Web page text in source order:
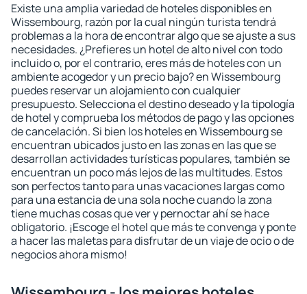
Existe una amplia variedad de hoteles disponibles en
Wissembourg, razón por la cual ningún turista tendrá
problemas a la hora de encontrar algo que se ajuste a sus
necesidades. ¿Prefieres un hotel de alto nivel con todo
incluido o, por el contrario, eres más de hoteles con un
ambiente acogedor y un precio bajo? en Wissembourg
puedes reservar un alojamiento con cualquier
presupuesto. Selecciona el destino deseado y la tipología
de hotel y comprueba los métodos de pago y las opciones
de cancelación. Si bien los hoteles en Wissembourg se
encuentran ubicados justo en las zonas en las que se
desarrollan actividades turísticas populares, también se
encuentran un poco más lejos de las multitudes. Estos
son perfectos tanto para unas vacaciones largas como
para una estancia de una sola noche cuando la zona
tiene muchas cosas que ver y pernoctar ahí se hace
obligatorio. ¡Escoge el hotel que más te convenga y ponte
a hacer las maletas para disfrutar de un viaje de ocio o de
negocios ahora mismo!